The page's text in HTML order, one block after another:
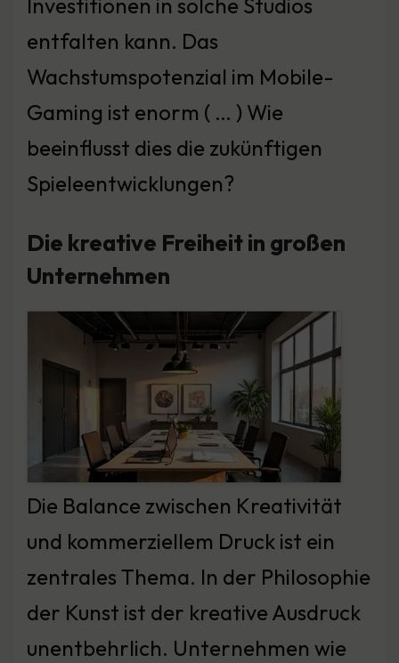
Investitionen in solche Studios
entfalten kann. Das
Wachstumspotenzial im Mobile-
Gaming ist enorm ( … ) Wie
beeinflusst dies die zukünftigen
Spieleentwicklungen?
Die kreative Freiheit in großen
Unternehmen
Die Balance zwischen Kreativität
und kommerziellem Druck ist ein
zentrales Thema. In der Philosophie
der Kunst ist der kreative Ausdruck
unentbehrlich. Unternehmen wie